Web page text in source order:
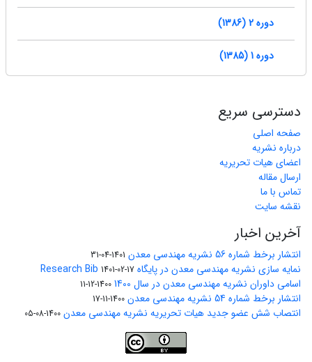
دوره 2 (1386)
دوره 1 (1385)
دسترسی سریع
صفحه اصلی
درباره نشریه
اعضای هیات تحریریه
ارسال مقاله
تماس با ما
نقشه سایت
آخرین اخبار
انتشار برخط شماره 56 نشریه مهندسی معدن 1401-04-31
نمایه سازی نشریه مهندسی معدن در پایگاه Research Bib 1401-02-17
اسامی داوران نشریه مهندسی معدن در سال 1400 1400-12-11
انتشار برخط شماره 54 نشریه مهندسی معدن 1400-11-17
انتصاب شش عضو جدید هیات تحریریه نشریه مهندسی معدن 1400-08-05